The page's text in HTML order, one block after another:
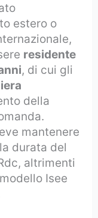
estero o
residente
, di cui gli
della
mantenere
durata del
altrimenti
Isee